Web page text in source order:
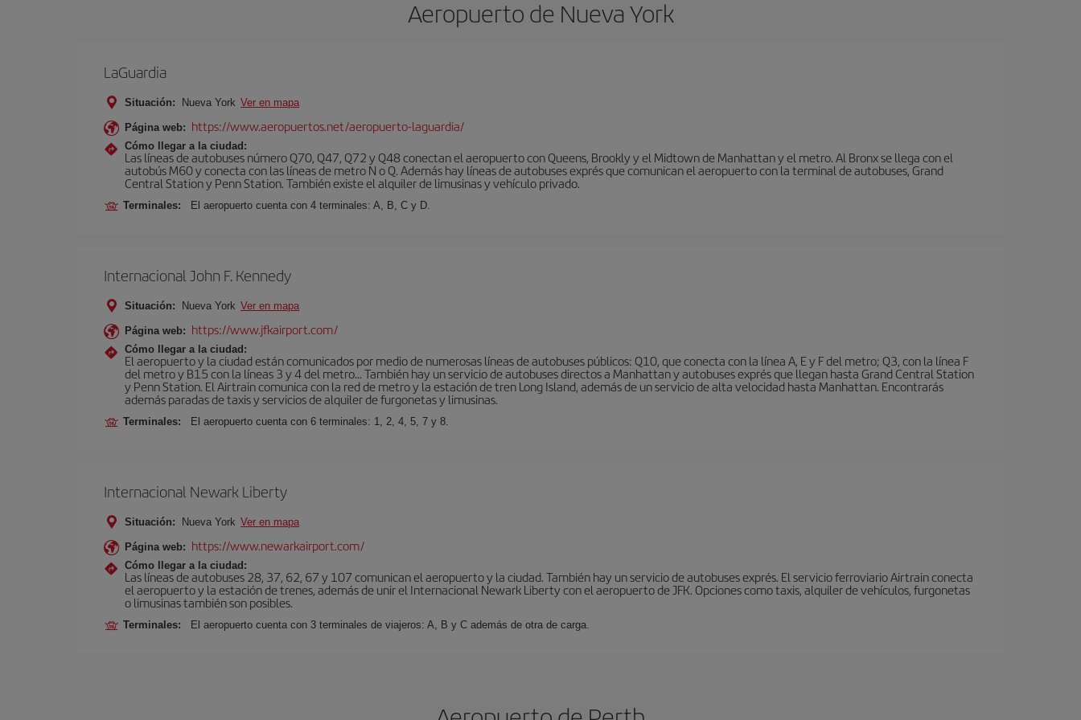
Aeropuerto de Nueva York
LaGuardia
Situación: Nueva York Ver en mapa
Página web: https://www.aeropuertos.net/aeropuerto-laguardia/
Cómo llegar a la ciudad:
Las líneas de autobuses número Q70, Q47, Q72 y Q48 conectan el aeropuerto con Queens, Brookly y el Midtown de Manhattan y el metro. Al Bronx se llega con el
autobús M60 y conecta con las líneas de metro N o Q. Además hay líneas de autobuses exprés que comunican el aeropuerto con la terminal de autobuses, Grand
Central Station y Penn Station. También existe el alquiler de limusinas y vehículo privado.
Terminales: El aeropuerto cuenta con 4 terminales: A, B, C y D.
Internacional John F. Kennedy
Situación: Nueva York Ver en mapa
Página web: https://www.jfkairport.com/
Cómo llegar a la ciudad:
El aeropuerto y la ciudad están comunicados por medio de numerosas líneas de autobuses públicos: Q10, que conecta con la línea A, E y F del metro; Q3, con la línea F
del metro y B15 con la líneas 3 y 4 del metro… También hay un servicio de autobuses directos a Manhattan y autobuses exprés que llegan hasta Grand Central Station
y Penn Station. El Airtrain comunica con la red de metro y la estación de tren Long Island, además de un servicio de alta velocidad hasta Manhattan. Encontrarás
además paradas de taxis y servicios de alquiler de furgonetas y limusinas.
Terminales: El aeropuerto cuenta con 6 terminales: 1, 2, 4, 5, 7 y 8.
Internacional Newark Liberty
Situación: Nueva York Ver en mapa
Página web: https://www.newarkairport.com/
Cómo llegar a la ciudad:
Las líneas de autobuses 28, 37, 62, 67 y 107 comunican el aeropuerto y la ciudad. También hay un servicio de autobuses exprés. El servicio ferroviario Airtrain conecta
el aeropuerto y la estación de trenes, además de unir el Internacional Newark Liberty con el aeropuerto de JFK. Opciones como taxis, alquiler de vehículos, furgonetas
o limusinas también son posibles.
Terminales: El aeropuerto cuenta con 3 terminales de viajeros: A, B y C además de otra de carga.